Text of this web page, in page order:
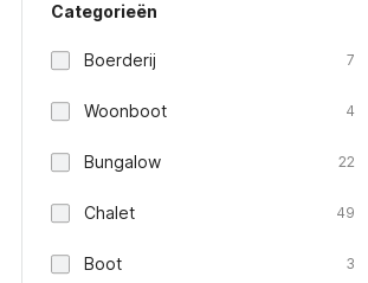
Categorieën
Boerderij 7
Woonboot 4
Bungalow 22
Chalet 49
Boot 3